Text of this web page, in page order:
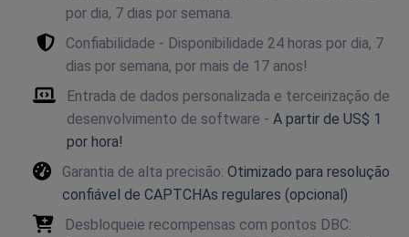
por dia, 7 dias por semana.
Confiabilidade - Disponibilidade 24 horas por dia, 7
dias por semana, por mais de 17 anos!
Entrada de dados personalizada e terceirização de
desenvolvimento de software - A partir de US$ 1
por hora!
Garantia de alta precisão: Otimizado para resolução
confiável de CAPTCHAs regulares (opcional)
Desbloqueie recompensas com pontos DBC: